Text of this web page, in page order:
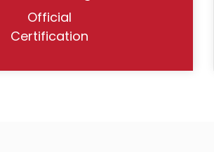
Official
Certification